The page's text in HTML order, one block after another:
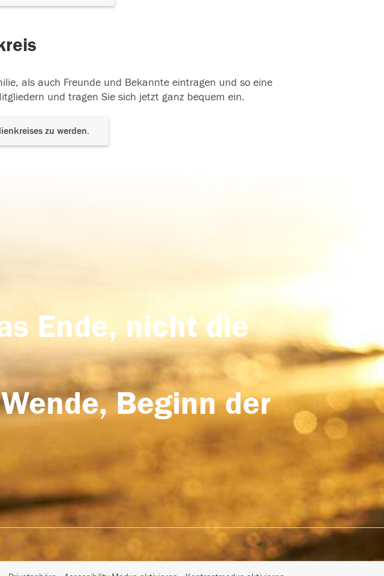
als auch Freunde und Bekannte eintragen und so eine
und tragen Sie sich jetzt ganz bequem ein.
zu werden.
Ende, nicht die
Beginn der